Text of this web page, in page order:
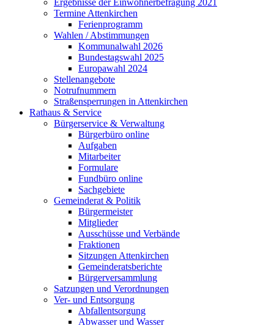
Ergebnisse der Einwohnerbefragung 2021
Termine Attenkirchen
Ferienprogramm
Wahlen / Abstimmungen
Kommunalwahl 2026
Bundestagswahl 2025
Europawahl 2024
Stellenangebote
Notrufnummern
Straßensperrungen in Attenkirchen
Rathaus & Service
Bürgerservice & Verwaltung
Bürgerbüro online
Aufgaben
Mitarbeiter
Formulare
Fundbüro online
Sachgebiete
Gemeinderat & Politik
Bürgermeister
Mitglieder
Ausschüsse und Verbände
Fraktionen
Sitzungen Attenkirchen
Gemeinderatsberichte
Bürgerversammlung
Satzungen und Verordnungen
Ver- und Entsorgung
Abfallentsorgung
Abwasser und Wasser